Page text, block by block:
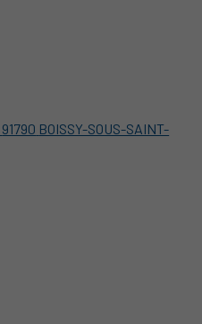
91790 BOISSY-SOUS-SAINT-